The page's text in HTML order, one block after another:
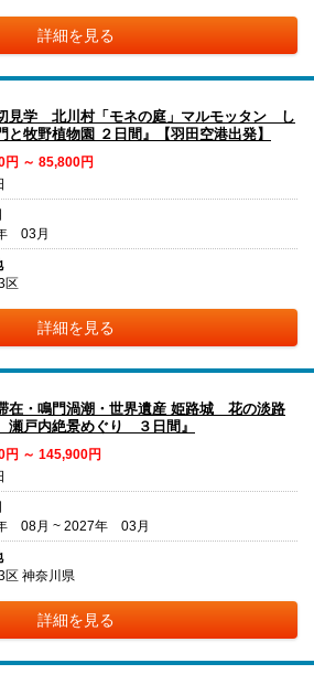
詳細を見る
見学 北川村「モネの庭」マルモッタン し
牧野植物園 ２日間』【羽田空港出発】
円 ～ 85,800円
03月
区
詳細を見る
在・鳴門渦潮・世界遺産 姫路城 花の淡路
戸内絶景めぐり ３日間』
円 ～ 145,900円
08月 ~ 2027年 03月
区 神奈川県
詳細を見る